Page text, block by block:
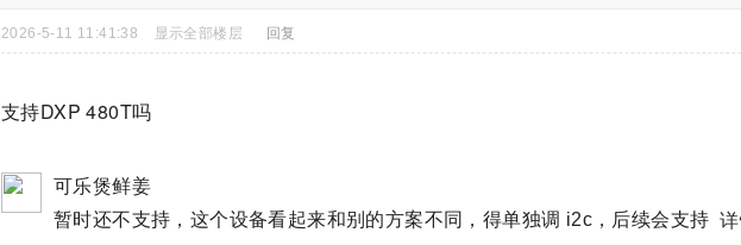
2026-5-11 11:41:38 显示全部楼层 回复
支持DXP 480T吗
可乐煲鲜姜
暂时还不支持，这个设备看起来和别的方案不同，得单独调 i2c，后续会支持